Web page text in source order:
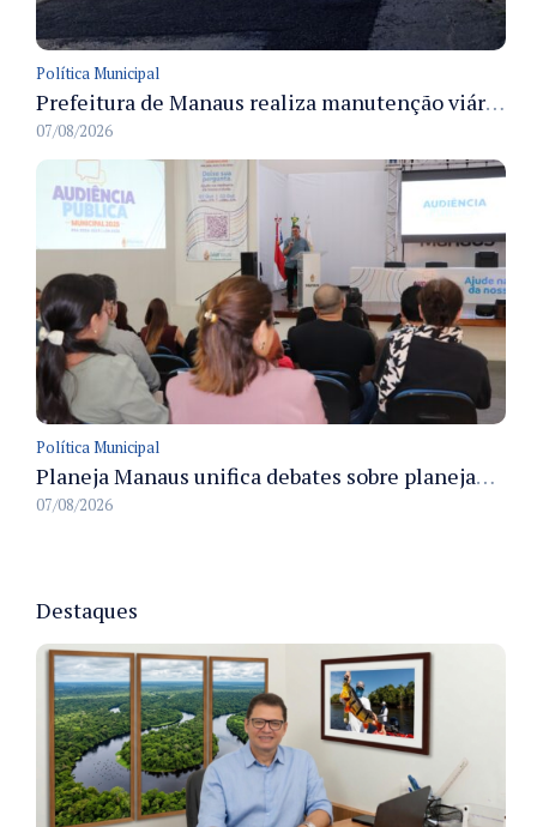
Política Municipal
Prefeitura de Manaus realiza manutenção viária e recupera pavimento na rua Almir Pedreiras em Petrópolis
07/08/2026
Política Municipal
Planeja Manaus unifica debates sobre planejamento público, orçamento e serviços nos dias 16 e 17 de setembro
07/08/2026
Destaques